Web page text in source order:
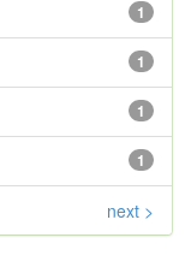
1
1
1
1
next >